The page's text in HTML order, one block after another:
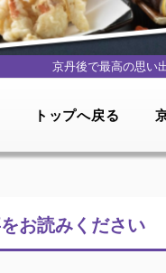
京丹後で最高の思い
トップへ戻る
お読みください